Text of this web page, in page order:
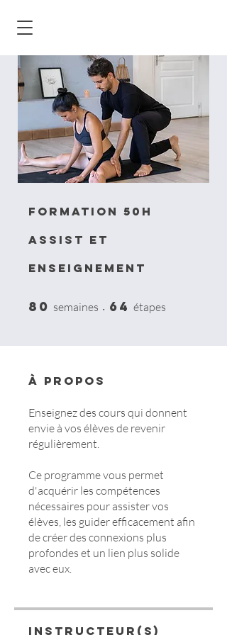
Formation 50h
Assist et
Enseignement
80 semaines 80 semaines
64 étapes
À propos
Enseignez des cours qui donnent
envie à vos élèves de revenir
régulièrement.
Ce programme vous permet
d'acquérir les compétences
nécessaires pour assister vos
élèves, les guider efficacement afin
de créer des connexions plus
profondes et un lien plus solide
avec eux.
Instructeur(s)